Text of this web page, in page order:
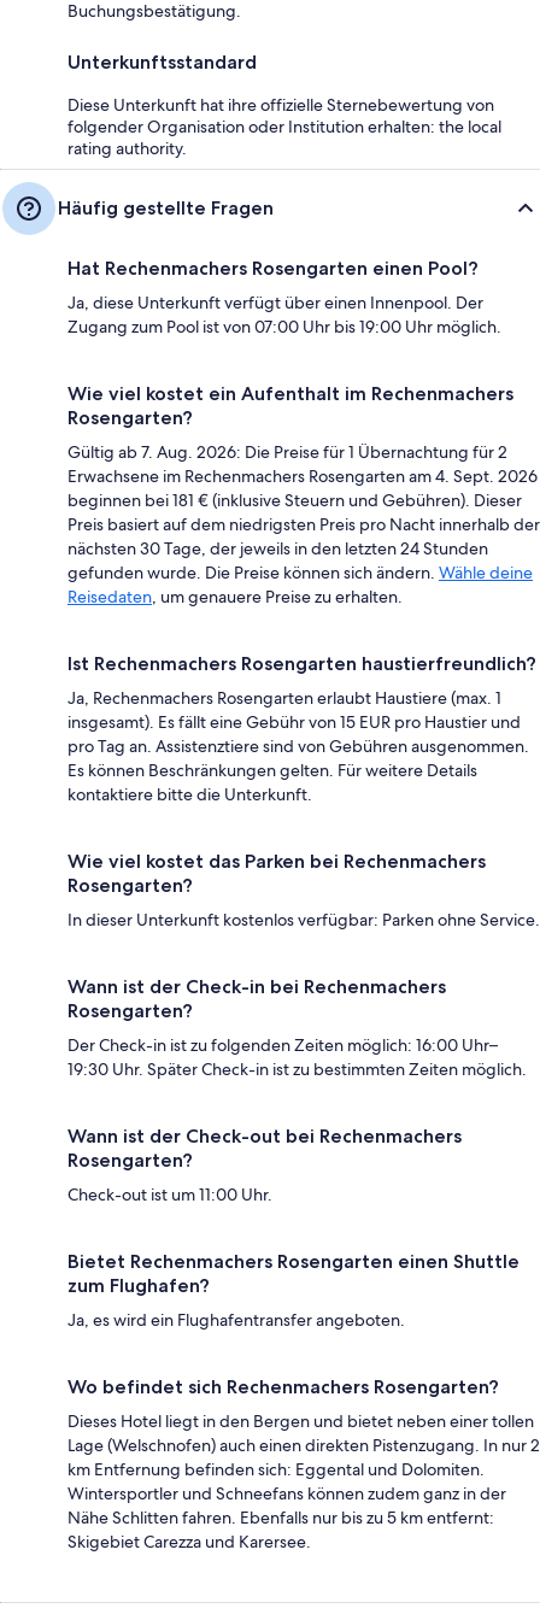
Buchungsbestätigung.
Unterkunftsstandard
Diese Unterkunft hat ihre offizielle Sternebewertung von
folgender Organisation oder Institution erhalten: the local
rating authority.
Häufig gestellte Fragen
Hat Rechenmachers Rosengarten einen Pool?
Ja, diese Unterkunft verfügt über einen Innenpool. Der
Zugang zum Pool ist von 07:00 Uhr bis 19:00 Uhr möglich.
Wie viel kostet ein Aufenthalt im Rechenmachers
Rosengarten?
Gültig ab 7. Aug. 2026: Die Preise für 1 Übernachtung für 2
Erwachsene im Rechenmachers Rosengarten am 4. Sept. 2026
beginnen bei 181 € (inklusive Steuern und Gebühren). Dieser
Preis basiert auf dem niedrigsten Preis pro Nacht innerhalb der
nächsten 30 Tage, der jeweils in den letzten 24 Stunden
gefunden wurde. Die Preise können sich ändern. Wähle deine
Reisedaten, um genauere Preise zu erhalten.
Ist Rechenmachers Rosengarten haustierfreundlich?
Ja, Rechenmachers Rosengarten erlaubt Haustiere (max. 1
insgesamt). Es fällt eine Gebühr von 15 EUR pro Haustier und
pro Tag an. Assistenztiere sind von Gebühren ausgenommen.
Es können Beschränkungen gelten. Für weitere Details
kontaktiere bitte die Unterkunft.
Wie viel kostet das Parken bei Rechenmachers
Rosengarten?
In dieser Unterkunft kostenlos verfügbar: Parken ohne Service.
Wann ist der Check-in bei Rechenmachers
Rosengarten?
Der Check-in ist zu folgenden Zeiten möglich: 16:00 Uhr–
19:30 Uhr. Später Check-in ist zu bestimmten Zeiten möglich.
Wann ist der Check-out bei Rechenmachers
Rosengarten?
Check-out ist um 11:00 Uhr.
Bietet Rechenmachers Rosengarten einen Shuttle
zum Flughafen?
Ja, es wird ein Flughafentransfer angeboten.
Wo befindet sich Rechenmachers Rosengarten?
Dieses Hotel liegt in den Bergen und bietet neben einer tollen
Lage (Welschnofen) auch einen direkten Pistenzugang. In nur 2
km Entfernung befinden sich: Eggental und Dolomiten.
Wintersportler und Schneefans können zudem ganz in der
Nähe Schlitten fahren. Ebenfalls nur bis zu 5 km entfernt:
Skigebiet Carezza und Karersee.